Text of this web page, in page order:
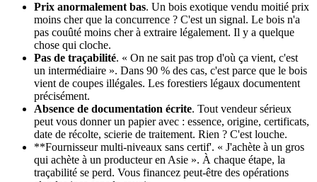
Prix anormalement bas. Un bois exotique vendu moitié prix
moins cher que la concurrence ? C'est un signal. Le bois n'a
pas couûté moins cher à extraire légalement. Il y a quelque
chose qui cloche.
Pas de traçabilité. « On ne sait pas trop d'où ça vient, c'est
un intermédiaire ». Dans 90 % des cas, c'est parce que le bois
vient de coupes illégales. Les forestiers légaux documentent
précisément.
Absence de documentation écrite. Tout vendeur sérieux
peut vous donner un papier avec : essence, origine, certificats,
date de récolte, scierie de traitement. Rien ? C'est louche.
**Fournisseur multi-niveaux sans certif'. « J'achète à un gros
qui achète à un producteur en Asie ». À chaque étape, la
traçabilité se perd. Vous financez peut-être des opérations